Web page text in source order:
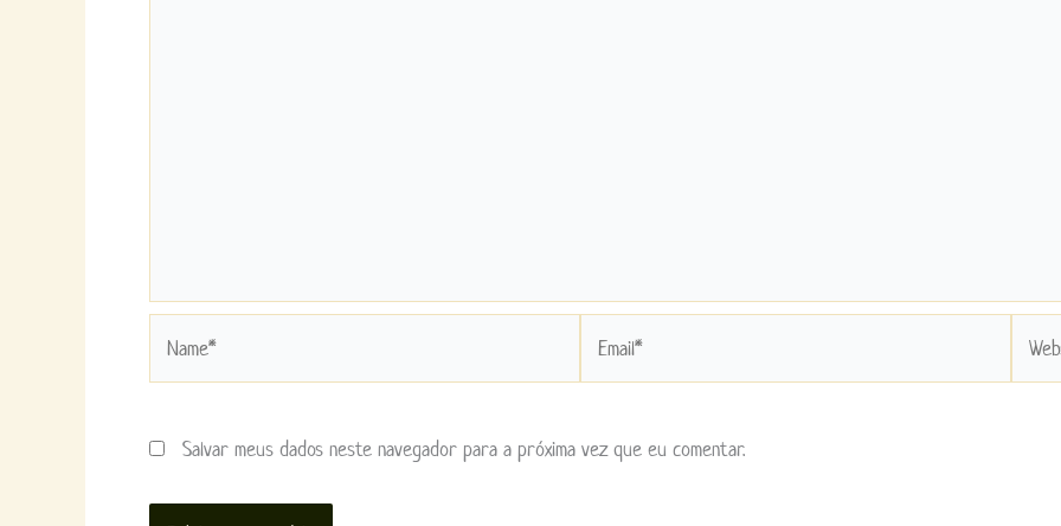
Salvar meus dados neste navegador para a próxima vez que eu comentar.